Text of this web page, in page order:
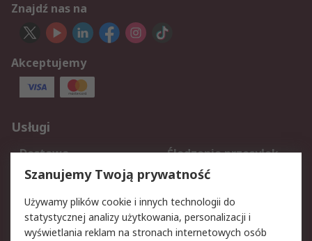
Znajdź nas na
Akceptujemy
Usługi
Dostawa
Śledzenie przesyłek
Reklamacje i zwroty
Rejestracja
Aspekty prawne
Szanujemy Twoją prywatność
Używamy plików cookie i innych technologii do
statystycznej analizy użytkowania, personalizacji i
wyświetlania reklam na stronach internetowych osób